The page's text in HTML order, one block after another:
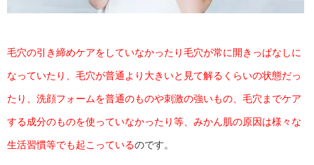
毛穴の引き締めケアをしていなかったり毛穴が常に開きっぱなしに
なっていたり、毛穴が普通より大きいと見て解るくらいの状態だっ
たり、洗顔フォームを普通のものや刺激の強いもの、毛穴までケア
する成分のものを使っていなかったり等、みかん肌の原因は様々な
生活習慣等でも起こっているのです。